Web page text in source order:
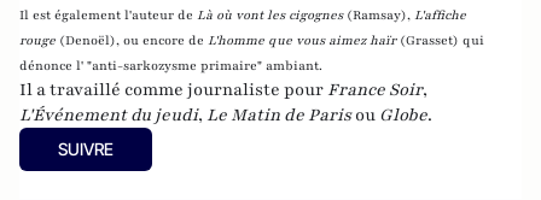
Il est également l'auteur de Là où vont les cigognes (Ramsay), L'affiche
rouge (Denoël), ou encore de L'homme que vous aimez haïr (Grasset) qui
dénonce l' "anti-sarkozysme primaire" ambiant.
Il a travaillé comme journaliste pour France Soir,
L'Événement du jeudi, Le Matin de Parisou Globe.
SUIVRE